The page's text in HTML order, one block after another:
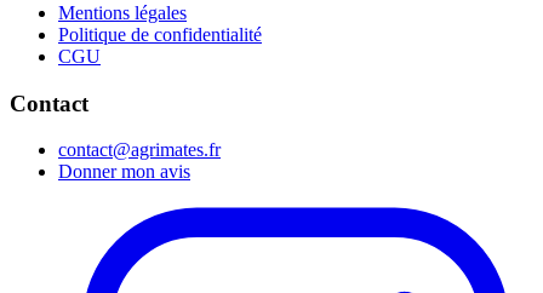
Mentions légales
Politique de confidentialité
CGU
Contact
contact@agrimates.fr
Donner mon avis